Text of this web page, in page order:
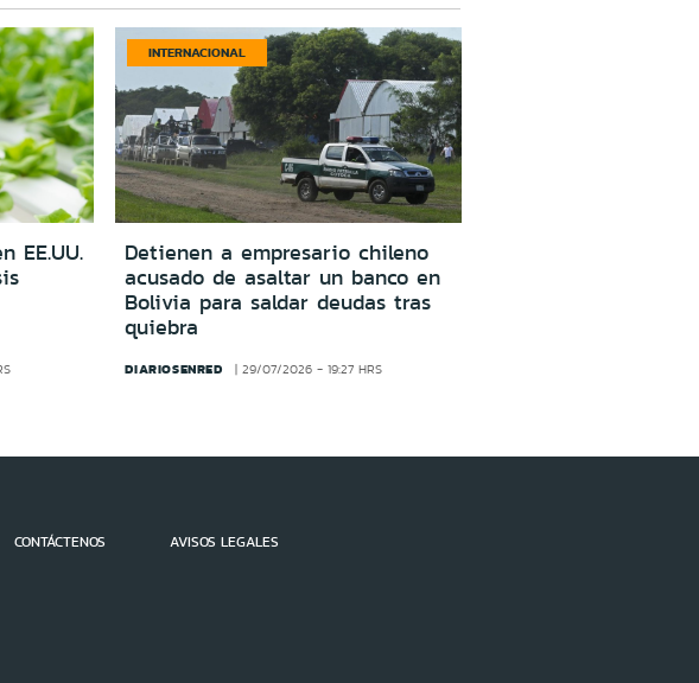
EE.UU.
INTERNACIONAL
Detienen a empresario chileno
acusado de asaltar un banco en
Bolivia para saldar deudas tras
quiebra
DIARIOSENRED 29/07/2026 - 19:27 HRS
CONTÁCTENOS AVISOS LEGALES